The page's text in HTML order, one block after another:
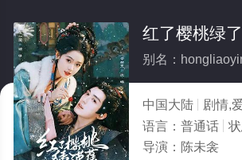
别名：
中国大陆
剧情,爱
语言： 普通话 状
导演： 陈未衾